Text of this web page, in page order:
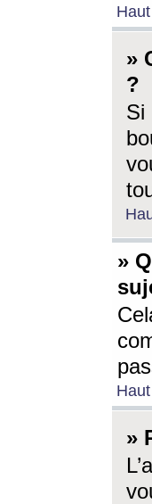
Haut
»
?
Si
»
Haut
»